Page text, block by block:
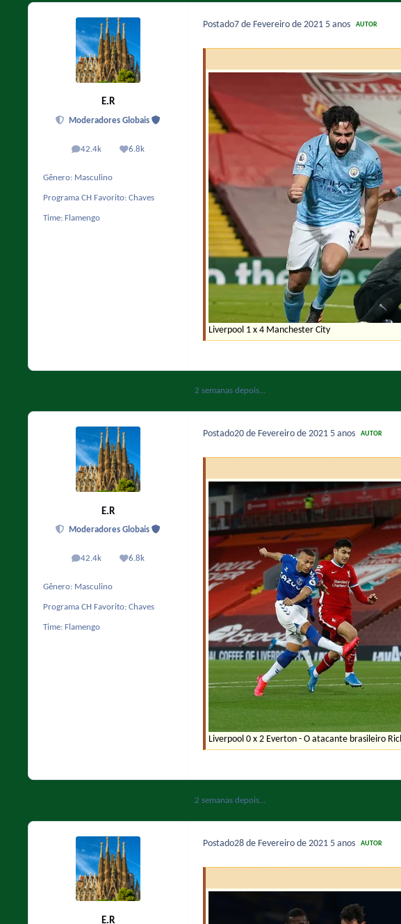
E.R
Moderadores Globais
42.4k
posts 6.8k
Reputação
Gênero: Masculino
Programa CH Favorito: Chaves
Time: Flamengo
Postado7 de Fevereiro de 2021 5 anos AUTOR
Liverpool 1 x 4 Manchester City
2 semanas depois...
E.R
Moderadores Globais
42.4k
posts 6.8k
Reputação
Gênero: Masculino
Programa CH Favorito: Chaves
Time: Flamengo
Postado20 de Fevereiro de 2021 5 anos AUTOR
Liverpool 0 x 2 Everton - O atacante brasileiro
2 semanas depois...
E.R
Postado28 de Fevereiro de 2021 5 anos AUTOR